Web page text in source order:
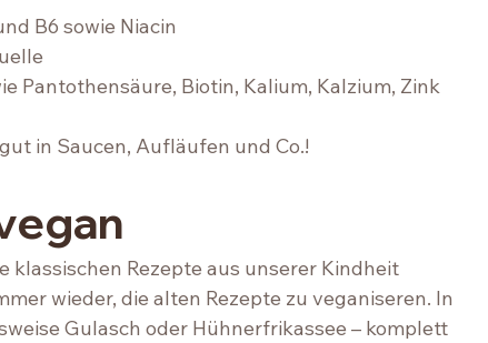
B6 sowie Niacin
Pantothensäure, Biotin, Kalium, Kalzium, Zink
in Saucen, Aufläufen und Co.!
Rezepte aus unserer Kindheit
wieder, die alten Rezepte zu veganiseren. In
Gulasch oder Hühnerfrikassee – komplett